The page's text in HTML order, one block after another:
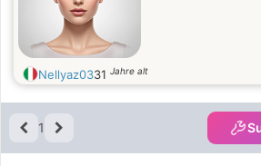
Nellyaz0331 Jahre alt
1